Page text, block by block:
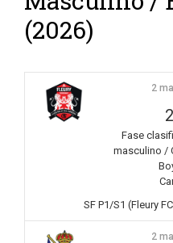
(2026)
2
2
Fase
masculino /
SF P1/S1 (Fleury
2